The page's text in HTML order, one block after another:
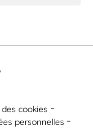
cookies
personnelles